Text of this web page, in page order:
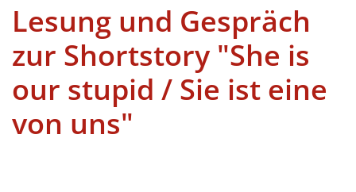
Lesung und Gespräch
zur Shortstory "She is
our stupid / Sie ist eine
von uns"